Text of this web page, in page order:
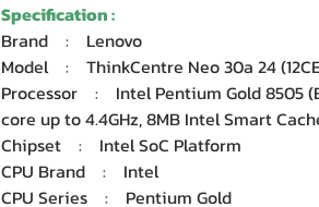
Specification :
Brand : Lenovo
Model : ThinkCentre Neo 30a 24
Processor : Intel Pentium Gold 8505
core up to 4.4GHz, 8MB Intel Smart
Chipset : Intel SoC Platform
CPU Brand : Intel
CPU Series : Pentium Gold